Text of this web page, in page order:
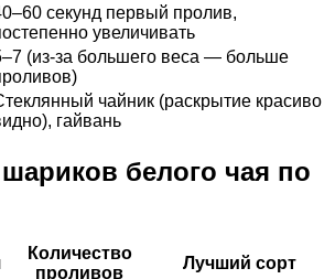
секунд первый пролив,
увеличивать
(из-за большего веса — больше
чайник (раскрытие красиво
гайвань
белого чая по
Количество
проливов
Лучший сорт